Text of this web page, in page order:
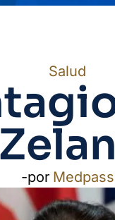
Salud
-por Medpass